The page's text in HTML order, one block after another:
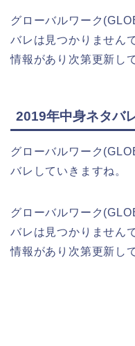
グローバルワーク
バレは見つかりません
情報があり次第更新し
2019年中身ネタバ
グローバルワーク
バレしていきますね。
グローバルワーク
バレは見つかりません
情報があり次第更新し